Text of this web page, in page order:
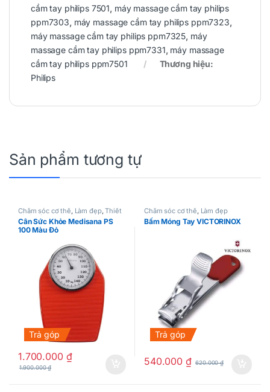
cầm tay philips 7501, máy massage cầm tay philips
ppm7303, máy massage cầm tay philips ppm7323,
máy massage cầm tay philips ppm7325, máy
massage cầm tay philips ppm7331, máy massage
cầm tay philips ppm7501
Thương hiệu:
Philips
Sản phẩm tương tự
Chăm sóc cơ thể, Làm đẹp,Thiết
bị gia đình
Cân Sức Khỏe Medisana PS
100 Màu Đỏ
Trả góp
1.700.000 ₫
1.900.000₫
Chăm sóc cơ thể, Làm đẹp
Bấm Móng Tay VICTORINOX
Trả góp
540.000 ₫ 620.000₫